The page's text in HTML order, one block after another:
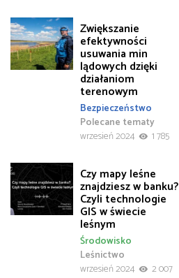
Zwiększanie
efektywności
usuwania min
lądowych dzięki
działaniom
terenowym
Bezpieczeństwo
Polecane tematy
wrzesień 2024
1 785
Czy mapy leśne
znajdziesz w banku?
Czyli technologie
GIS w świecie
leśnym
Leśnictwo
Środowisko
wrzesień 2024
2 007